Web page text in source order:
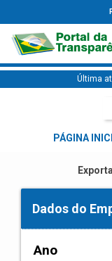
Última
PÁGINA
Dados do
Ano